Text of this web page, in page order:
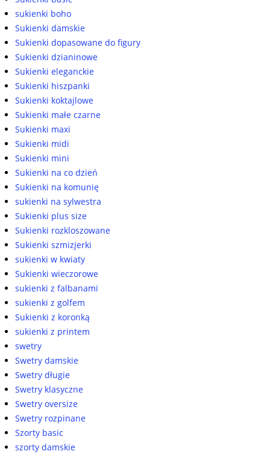
sukienki boho
Sukienki damskie
Sukienki dopasowane do figury
Sukienki dzianinowe
Sukienki eleganckie
Sukienki hiszpanki
Sukienki koktajlowe
Sukienki małe czarne
Sukienki maxi
Sukienki midi
Sukienki mini
Sukienki na co dzień
Sukienki na komunię
sukienki na sylwestra
Sukienki plus size
Sukienki rozkloszowane
Sukienki szmizjerki
sukienki w kwiaty
Sukienki wieczorowe
sukienki z falbanami
sukienki z golfem
Sukienki z koronką
sukienki z printem
swetry
Swetry damskie
Swetry długie
Swetry klasyczne
Swetry oversize
Swetry rozpinane
Szorty basic
szorty damskie